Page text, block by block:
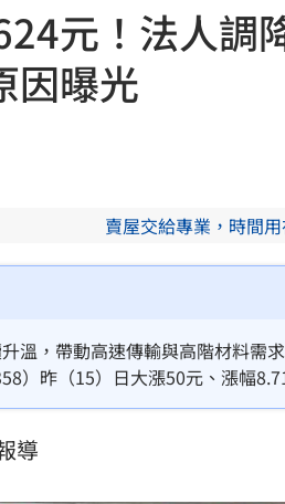
第5度酒駕直接入獄 11:51
它逆勢狂飆5%
鐘」影響一次看
日氣象廳路徑曝
力挺這神企 11:41
響颱風路徑、強度
尿失禁「4徵兆」 11:38
柯南主題房華麗登場 11:38
騙內幕：仍挺在地
元！法人調
曝光
賣屋交給專業，時間
溫，帶動高速傳輸與高階材料需
）昨（15）日大漲50元、漲幅
好公司長期營運展望，仍將投資
導